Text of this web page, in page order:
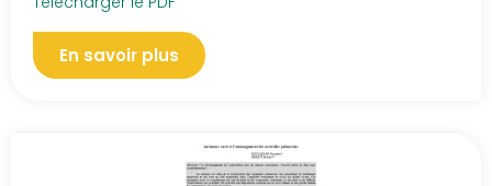
En savoir plus